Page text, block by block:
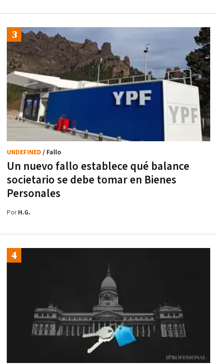
Un nuevo fallo establece qué balance
societario se debe tomar en Bienes
Personales
UNDEFINED / Fallo
PorH.G.